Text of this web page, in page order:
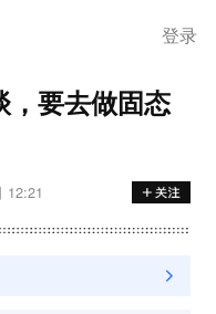
登录
，要去做固态
12:21